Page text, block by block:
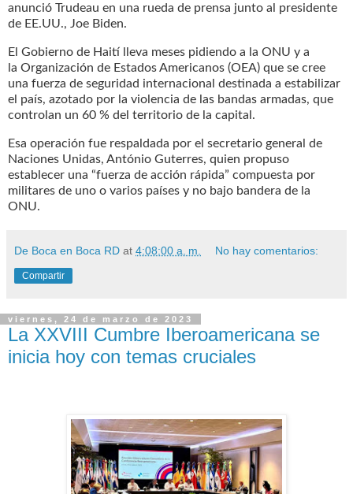
anunció Trudeau en una rueda de prensa junto al presidente
de EE.UU., Joe Biden.
El Gobierno de Haití lleva meses pidiendo a la ONU y a
la Organización de Estados Americanos (OEA) que se cree
una fuerza de seguridad internacional destinada a estabilizar
el país, azotado por la violencia de las bandas armadas, que
controlan un 60 % del territorio de la capital.
Esa operación fue respaldada por el secretario general de
Naciones Unidas, António Guterres, quien propuso
establecer una “fuerza de acción rápida” compuesta por
militares de uno o varios países y no bajo bandera de la
ONU.
De Boca en Boca RD at 4:08:00 a. m. No hay comentarios:
Compartir
viernes, 24 de marzo de 2023
La XXVIII Cumbre Iberoamericana se
inicia hoy con temas cruciales